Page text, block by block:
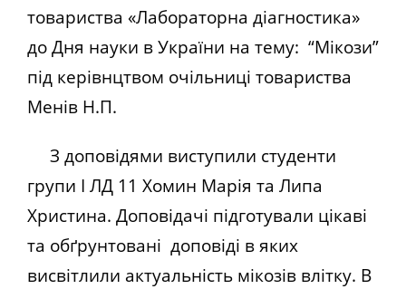
товариства «Лабораторна діагностика»
до Дня науки в України на тему: “Мікози”
під керівнцтвом очільниці товариства
Менів Н.П.
З доповідями виступили студенти
групи І ЛД 11 Хомин Марія та Липа
Христина. Доповідачі підготували цікаві
та обґрунтовані доповіді в яких
висвітлили актуальність мікозів влітку. В